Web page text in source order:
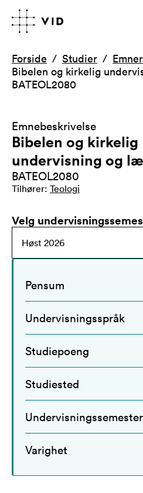
Forside Studier
Emner
Bibelen og kirkelig
BATEOL2080
Emnebeskrivelse
Bibelen og kirkelig
undervisning og
BATEOL2080
Tilhører: Teologi
Velg
Pensum
Undervisningsspråk
Studiepoeng
Studiested
Undervisningssemester
Varighet